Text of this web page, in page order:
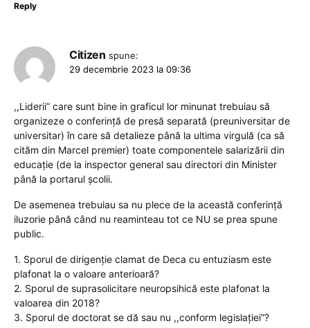
Reply
Citizen spune:
29 decembrie 2023 la 09:36
,,Liderii” care sunt bine in graficul lor minunat trebuiau să
organizeze o conferință de presă separată (preuniversitar de
universitar) în care să detalieze până la ultima virgulă (ca să
cităm din Marcel premier) toate componentele salarizării din
educație (de la inspector general sau directori din Minister
până la portarul școlii.
De asemenea trebuiau sa nu plece de la această conferință
iluzorie până când nu reaminteau tot ce NU se prea spune
public.
1. Sporul de dirigenție clamat de Deca cu entuziasm este
plafonat la o valoare anterioară?
2. Sporul de suprasolicitare neuropsihică este plafonat la
valoarea din 2018?
3. Sporul de doctorat se dă sau nu ,,conform legislației”?